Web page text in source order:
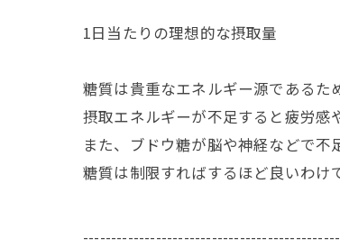
1日当たりの理想的な摂取量
糖質は貴重なエネルギー源であるた
摂取エネルギーが不足すると疲労感
また、ブドウ糖が脳や神経などで不
糖質は制限すればするほど良いわけ